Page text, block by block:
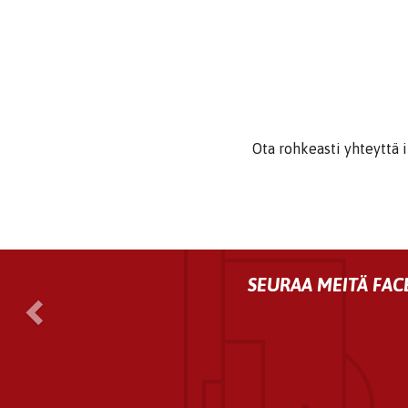
​​​​​​​Ota rohkeasti yhteyttä
previous